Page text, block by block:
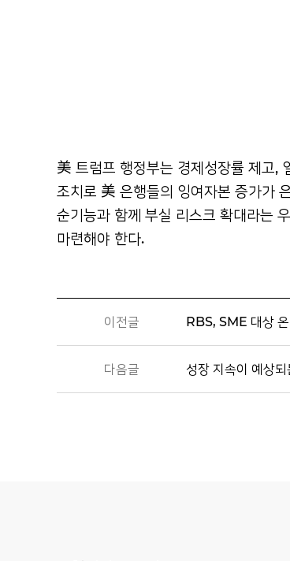
美 트럼프 행정부는 경제성장률 제고,
조치로 美 은행들의 잉여자본 증가가
순기능과 함께 부실 리스크 확대라는
마련해야 한다.
이전글 RBS, SME 대상
다음글 성장 지속이 예상